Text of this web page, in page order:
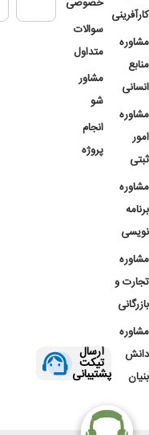
کارآفرینی
مشاوره
منابع
انسانی
مشاوره
امور
ثبتی
مشاوره
برنامه
نویسی
مشاوره
تجارت و
بازرگانی
مشاوره
دانش
بنیان
سوالات
متداول
مشاور
شو
انجام
پروژه
ارسال
تیکت
پشتیبانی